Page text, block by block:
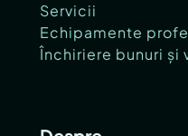
Servicii
Echipamente
Închiriere bunuri și